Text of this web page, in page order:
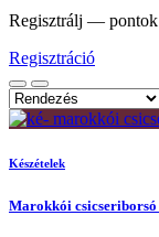
Regisztrálj — pontok
Regisztráció
Készételek
Marokkói csicseriborsó